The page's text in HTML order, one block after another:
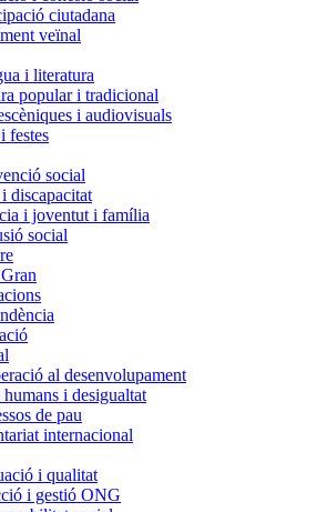
ciutadana
veïnal
i literatura
popular i tradicional
i audiovisuals
festes
social
discapacitat
i joventut i família
social
al desenvolupament
humans i desigualtat
de pau
internacional
i qualitat
i gestió ONG